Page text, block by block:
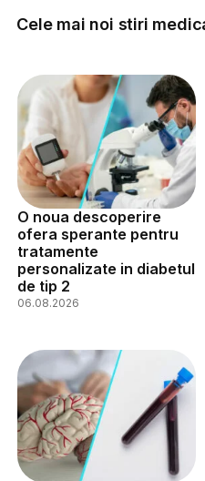
Cele mai noi stiri
O noua descoperire
ofera sperante pentru
tratamente
personalizate in diabetul
de tip 2
06.08.2026